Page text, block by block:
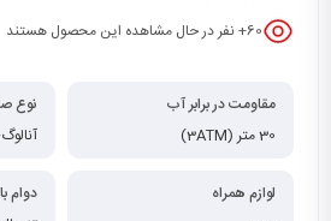
60+ نفر در حال مشاهده این محصول هستند
مقاومت در برابر آب
30 متر (3ATM)
نوع
لوازم همراه
دوام